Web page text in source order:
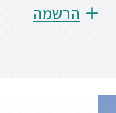
הרשמה